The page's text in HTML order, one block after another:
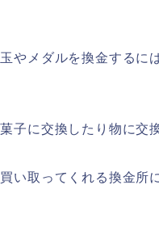
やメダルを換金するに
子に交換したり物に交
い取ってくれる換金所